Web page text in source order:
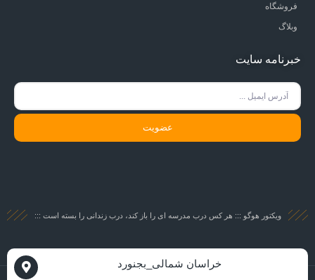
فروشگاه
وبلاگ
خبرنامه سایت
عضویت
ویکتور هوگو ::: هر کس درب مدرسه ای را باز کند، درب زندانی را بسته است :::
خراسان شمالی_بجنورد